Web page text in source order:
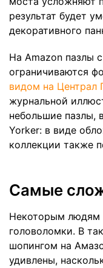
результат будет
декоративного
На Amazon пазлы
ограничиваются
видом на Централ
журнальной
небольшие пазлы,
Yorker: в виде
коллекции также
Самые
Некоторым людям
головоломки. В
шопингом на
удивлены,